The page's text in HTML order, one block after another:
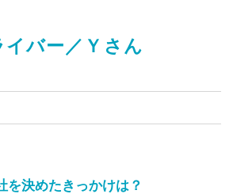
バー／Ｙさん
を決めたきっかけは？